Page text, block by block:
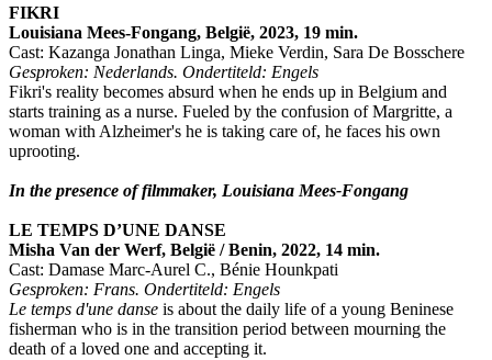
FIKRI
Louisiana Mees-Fongang, België, 2023, 19 min.
Cast: Kazanga Jonathan Linga, Mieke Verdin, Sara De Bosschere
Gesproken: Nederlands. Ondertiteld: Engels
Fikri's reality becomes absurd when he ends up in Belgium and
starts training as a nurse. Fueled by the confusion of Margritte, a
woman with Alzheimer's he is taking care of, he faces his own
uprooting.
In the presence of filmmaker, Louisiana Mees-Fongang
LE TEMPS D’UNE DANSE
Misha Van der Werf, België / Benin, 2022, 14 min.
Cast: Damase Marc-Aurel C., Bénie Hounkpati
Gesproken: Frans. Ondertiteld: Engels
Le temps d'une danse is about the daily life of a young Beninese
fisherman who is in the transition period between mourning the
death of a loved one and accepting it.